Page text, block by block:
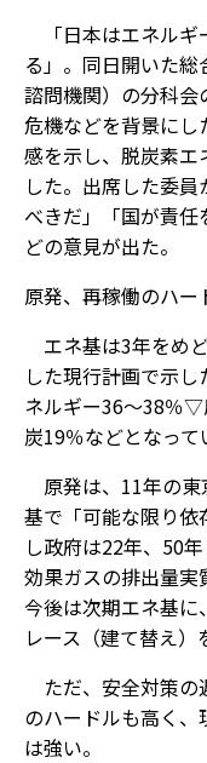
「日本はエネルギ
る」。同日開いた
諮問機関）の分科
危機などを背景に
感を示し、脱炭素
した。出席した委
べきだ」「国が責
どの意見が出た。
原発、再稼働のハー
エネ基は3年をめ
した現行計画で示
ネルギー36～38％
炭19％――などとなって
原発は、11年の東
基で「可能な限り
し政府は22年、50
効果ガスの排出量実
今後は次期エネ基
レース（建て替え）
ただ、安全対策の
のハードルも高く
は強い。